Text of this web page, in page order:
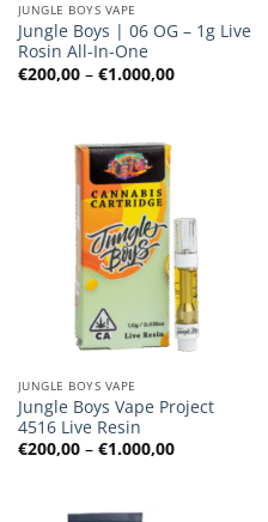
JUNGLE BOYS VAPE
Jungle Boys | 06 OG – 1g Live
Rosin All-In-One
€200,00 – €1.000,00Preisspanne:
€200,00
JUNGLE BOYS VAPE
Jungle Boys Vape Project
4516 Live Resin
€200,00 – €1.000,00Preisspanne: